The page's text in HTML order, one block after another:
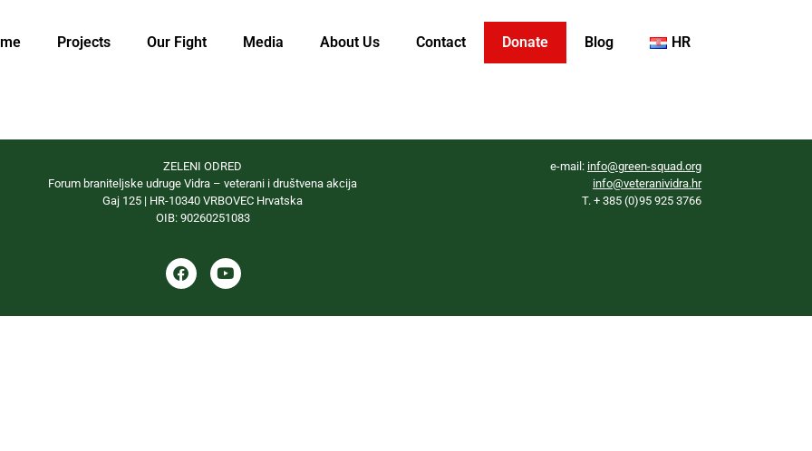
Projects Our Fight Media About Us Contact Donate Blog HR
ZELENI ODRED
Forum braniteljske udruge Vidra – veterani i društvena akcija
Gaj 125 | HR-10340 VRBOVEC Hrvatska
OIB: 90260251083
e-mail: info@green-squad.org
info@veteranividra.hr
T. + 385 (0)95 925 3766